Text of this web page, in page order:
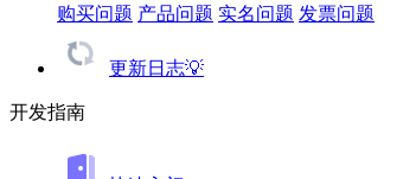
购买问题 产品问题 实名问题 发票问题
更新日志💡
开发指南